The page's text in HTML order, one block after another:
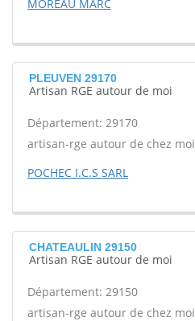
MOREAU MARC
PLEUVEN 29170
Artisan RGE autour de moi
Département: 29170
artisan-rge autour de chez moi
POCHEC I.C.S SARL
CHATEAULIN 29150
Artisan RGE autour de moi
Département: 29150
artisan-rge autour de chez moi